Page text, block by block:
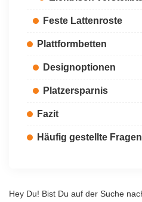
Feste Lattenroste
Plattformbetten
Designoptionen
Platzersparnis
Fazit
Häufig gestellte Fragen
Hey Du! Bist Du auf der Suche